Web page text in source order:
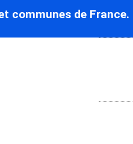
communes de France.